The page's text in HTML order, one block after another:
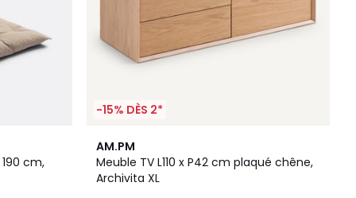
cm,
-15% DÈS 2*
AM.PM
Meuble TV L110 x P42 cm plaqué chêne,
Archivita XL
5
/
5